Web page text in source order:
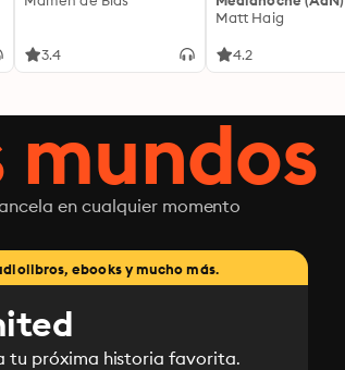
3.4
Matt Haig
4.2
mundos
en cualquier momento
ebooks y mucho más.
tu próxima historia favorita.